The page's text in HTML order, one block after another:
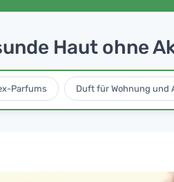
Haut ohne
Parfums Duft für Wohnung und